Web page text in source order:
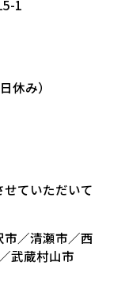
1
休み）
ていただいて
／清瀬市／西
武蔵村山市